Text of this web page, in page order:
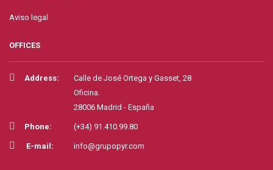
Aviso legal
OFFICES
Address:
Calle de José Ortega y Gasset, 28
Oficina.
28006 Madrid - España
Phone: (+34) 91.410.99.80
E-mail: info@grupopyr.com